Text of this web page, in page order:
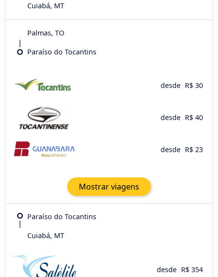
Cuiabá, MT
Palmas, TO
Paraíso do Tocantins
desde R$ 30
desde R$ 40
desde R$ 23
Mostrar viagens
Paraíso do Tocantins
Cuiabá, MT
desde R$ 354